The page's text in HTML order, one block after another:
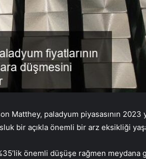
paladyum piyasasının 2023
bir açıkla önemli bir arz eksikliği
önemli düşüşe rağmen meydana